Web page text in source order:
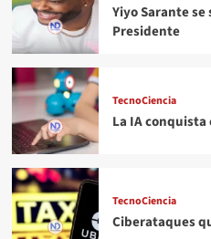
Yiyo Sarante
Presidente
TecnoCiencia
La IA
TecnoCiencia
Ciberataques